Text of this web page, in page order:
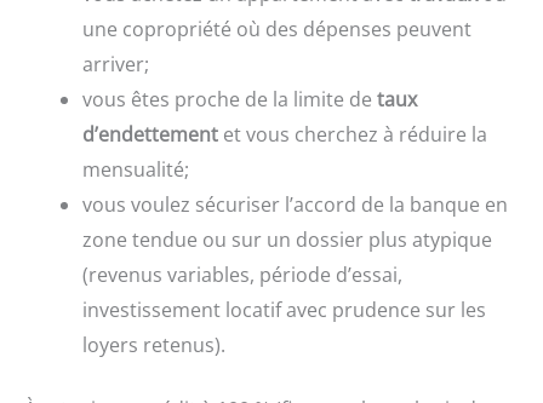
une copropriété où des dépenses peuvent
arriver;
vous êtes proche de la limite de taux
d’endettement et vous cherchez à réduire la
mensualité;
vous voulez sécuriser l’accord de la banque en
zone tendue ou sur un dossier plus atypique
(revenus variables, période d’essai,
investissement locatif avec prudence sur les
loyers retenus).